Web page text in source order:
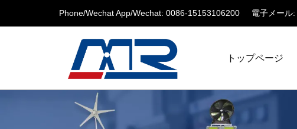
Phone/Wechat App/Wechat: 0086-15153106200 電子メール:
トップページ